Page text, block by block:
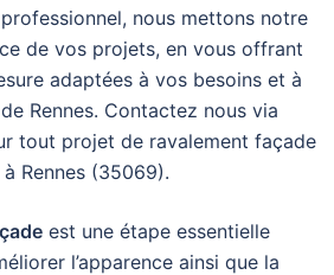
nous mettons notre
de vos projets, en vous offrant
adaptées à vos besoins et à
Rennes. Contactez nous via
tout projet de ravalement façade
Rennes (35069).
est une étape essentielle
l’apparence ainsi que la